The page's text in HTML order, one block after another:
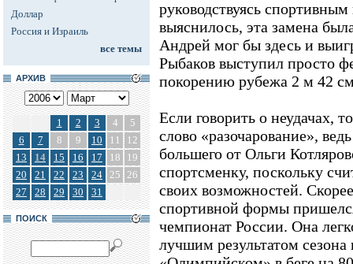
Доллар
Россия и Израиль
все темы
АРХИВ
1 2 3 4
5
6
7 8 9 10 11
12
13
14 15 16 17 18
19
20
21 22 23 24 25 26
27
28 29 30 31
ПОИСК
руководствуясь
выяснилось, эта замена
Андрей мог бы здесь и
Рыбаков выступил просто
покорению рубежа 2 м 42
Если говорить о неудачах,
слово «разочарование»,
большего от Ольги
спортсменку, поскольку
своих возможностей.
спортивной формы
чемпионат России. Она
лучшим результатом